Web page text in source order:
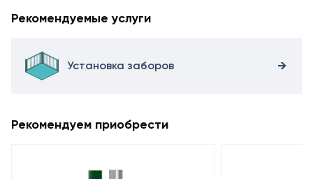
Рекомендуемые услуги
Установка заборов
Рекомендуем приобрести